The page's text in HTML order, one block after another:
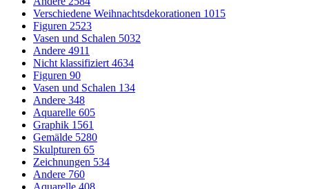
Verschiedene Weihnachtsdekorationen 1015
Figuren 2523
Vasen und Schalen 5032
Andere 4911
Nicht klassifiziert 4634
Figuren 90
Vasen und Schalen 134
Andere 348
Aquarelle 605
Graphik 1561
Gemälde 5280
Skulpturen 65
Zeichnungen 534
Andere 760
Aquarelle 408